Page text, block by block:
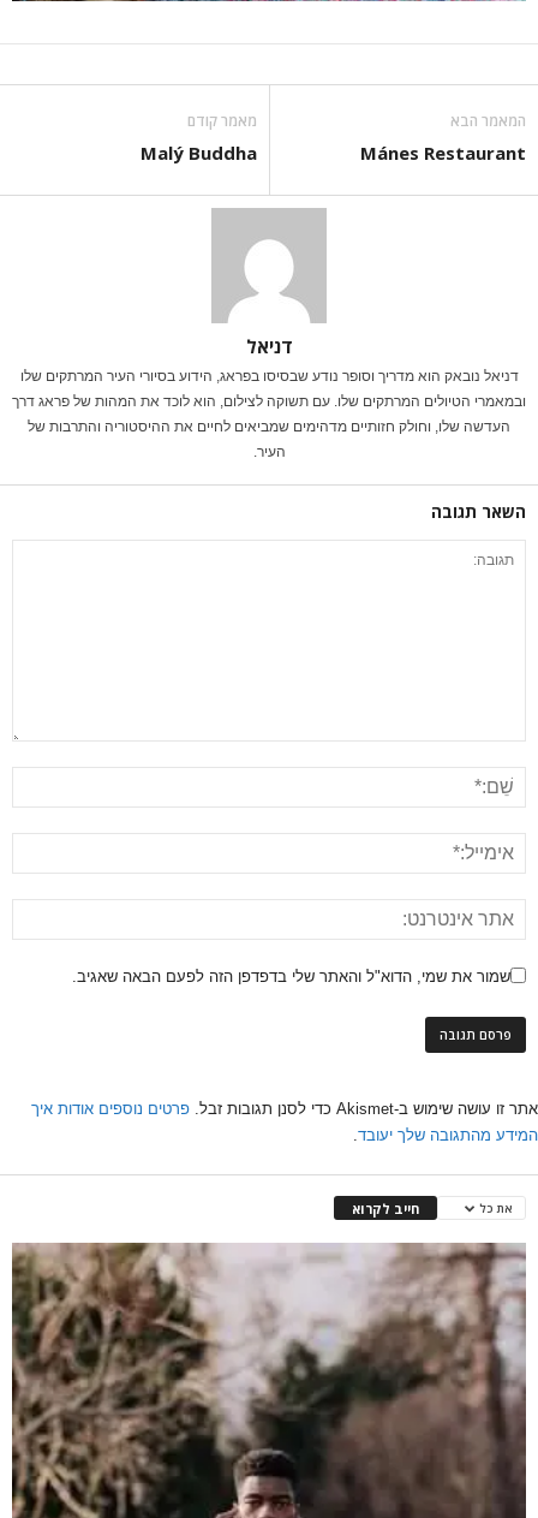
מאמר קודם
Malý Buddha
המאמר הבא
Mánes Restaurant
דניאל
דניאל נובאק הוא מדריך וסופר נודע שבסיסו בפראג, הידוע בסיורי העיר המרתקים שלו
ובמאמרי הטיולים המרתקים שלו. עם תשוקה לצילום, הוא לוכד את המהות של פראג דרך
העדשה שלו, וחולק חזותיים מדהימים שמביאים לחיים את ההיסטוריה והתרבות של
העיר.
השאר תגובה
שמור את שמי, הדוא"ל והאתר שלי בדפדפן הזה לפעם הבאה שאגיב.
אתר זו עושה שימוש ב-Akismet כדי לסנן תגובות זבל.
פרטים נוספים אודות איך
המידע מהתגובה שלך יעובד.
חייב לקרוא את כל